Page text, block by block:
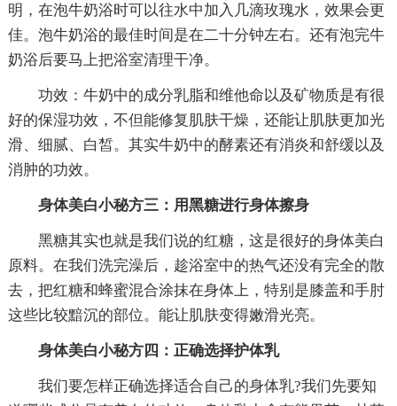
明，在泡牛奶浴时可以往水中加入几滴玫瑰水，效果会更
佳。泡牛奶浴的最佳时间是在二十分钟左右。还有泡完牛
奶浴后要马上把浴室清理干净。
功效：牛奶中的成分乳脂和维他命以及矿物质是有很
好的保湿功效，不但能修复肌肤干燥，还能让肌肤更加光
滑、细腻、白皙。其实牛奶中的酵素还有消炎和舒缓以及
消肿的功效。
身体美白小秘方三：用黑糖进行身体擦身
黑糖其实也就是我们说的红糖，这是很好的身体美白
原料。在我们洗完澡后，趁浴室中的热气还没有完全的散
去，把红糖和蜂蜜混合涂抹在身体上，特别是膝盖和手肘
这些比较黯沉的部位。能让肌肤变得嫩滑光亮。
身体美白小秘方四：正确选择护体乳
我们要怎样正确选择适合自己的身体乳?我们先要知